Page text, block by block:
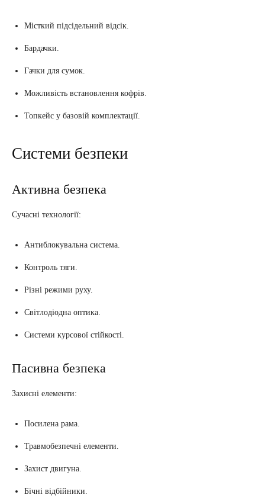
Місткий підсідельний відсік.
Бардачки.
Гачки для сумок.
Можливість встановлення кофрів.
Топкейс у базовій комплектації.
Системи безпеки
Активна безпека
Сучасні технології:
Антиблокувальна система.
Контроль тяги.
Різні режими руху.
Світлодіодна оптика.
Системи курсової стійкості.
Пасивна безпека
Захисні елементи:
Посилена рама.
Травмобезпечні елементи.
Захист двигуна.
Бічні відбійники.